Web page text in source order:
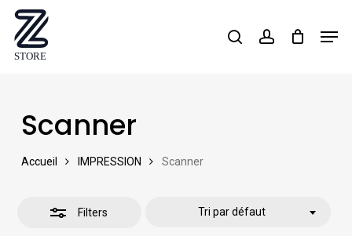
Skip
main
searchaccount
Scanner
Accueil IMPRESSION Scanner
Filters Tri par défaut
Close